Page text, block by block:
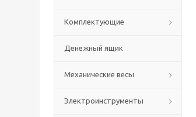
Комплектующие
Денежный ящик
Механические весы
Электроинструменты